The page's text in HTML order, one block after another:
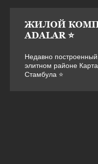
ЖИЛОЙ
ADALAR ⭐
Недавно
элитном районе
Стамбула ⭐